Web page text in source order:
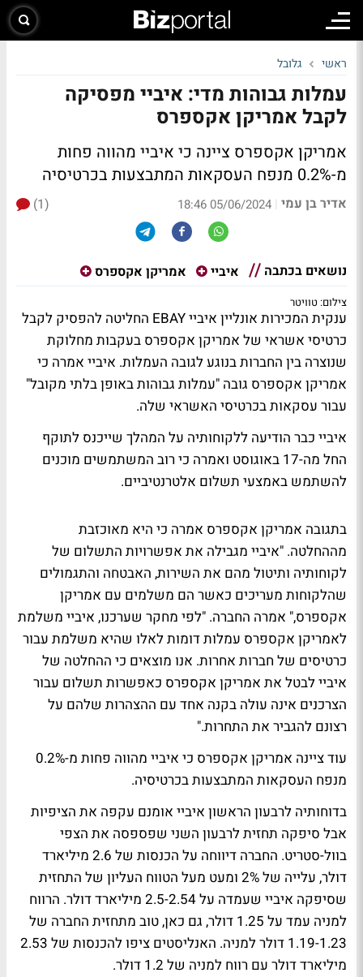
ראשי גלובל
עמלות גבוהות מדי: איביי מפסיקה
לקבל אמריקן אקספרס
אמריקן אקספרס ציינה כי איביי מהווה פחות
מ-0.2% מנפח העסקאות המתבצעות בכרטיסיה
אדיר בן עמי |
05/06/2024 18:46
(1)
נושאים בכתבה איביי אמריקן אקספרס
צילום: טוויטר
ענקית המכירות אונליין איביי EBAY החליטה להפסיק לקבל
כרטיסי אשראי של אמריקן אקספרס בעקבות מחלוקת
שנוצרה בין החברות בנוגע לגובה העמלות. איביי אמרה כי
אמריקן אקספרס גובה "עמלות גבוהות באופן בלתי מקובל"
עבור עסקאות בכרטיסי האשראי שלה.
איביי כבר הודיעה ללקוחותיה על המהלך שייכנס לתוקף
החל מה-17 באוגוסט ואמרה כי רוב המשתמשים מוכנים
להשתמש באמצעי תשלום אלטרנטיביים.
בתגובה אמריקן אקספרס אמרה כי היא מאוכזבת
מההחלטה. "איביי מגבילה את אפשרויות התשלום של
לקוחותיה ותיטול מהם את השירות, האבטחה והתגמולים
שהלקוחות מעריכים כאשר הם משלמים עם אמריקן
אקספרס," אמרה החברה. "לפי מחקר שערכנו, איביי משלמת
לאמריקן אקספרס עמלות דומות לאלו שהיא משלמת עבור
כרטיסים של חברות אחרות. אנו מוצאים כי ההחלטה של
איביי לבטל את אמריקן אקספרס כאפשרות תשלום עבור
הצרכנים אינה עולה בקנה אחד עם ההצהרות שלהם על
רצונם להגביר את התחרות."
עוד ציינה אמריקן אקספרס כי איביי מהווה פחות מ-0.2%
מנפח העסקאות המתבצעות בכרטיסיה.
בדוחותיה לרבעון הראשון איביי אומנם עקפה את הציפיות
אבל סיפקה תחזית לרבעון השני שפספסה את הצפי
בוול-סטריט. החברה דיווחה על הכנסות של 2.6 מיליארד
דולר, עלייה של 2% ומעט מעל הטווח העליון של התחזית
שסיפקה איביי שעמדה על 2.5-2.54 מיליארד דולר. הרווח
למניה עמד על 1.25 דולר, גם כאן, טוב מתחזית החברה של
1.19-1.23 דולר למניה. האנליסטים ציפו להכנסות של 2.53
מיליארד דולר עם רווח למניה של 1.2 דולר.